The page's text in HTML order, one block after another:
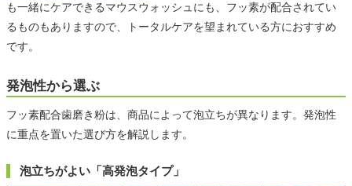
も一緒にケアできるマウスウォッシュにも、フッ素が配合されてい
るものもありますので、トータルケアを望まれている方におすすめ
です。
発泡性から選ぶ
フッ素配合歯磨き粉は、商品によって泡立ちが異なります。発泡性
に重点を置いた選び方を解説します。
泡立ちがよい「高発泡タイプ」